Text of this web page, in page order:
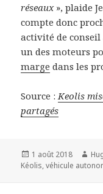
réseaux», plaide
compte donc
activité de
un des moteurs
marge dans les
Source : Keolis
partagés
Publié
le
1 août 2018
Kéolis,véhicule